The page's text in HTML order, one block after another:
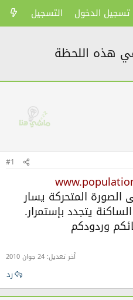
تسجيل الدخول التسجيل
هذه اللحظة
#1
المتحركة يسار
يتجدد بإستمرار.
وردودكم
آخر تعديل: 24 جوان 2010
رد